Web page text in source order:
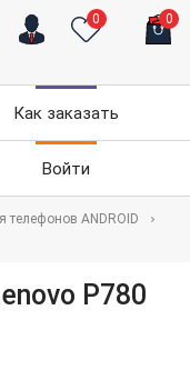
0 0
Как заказать
Войти
телефонов ANDROID
P780